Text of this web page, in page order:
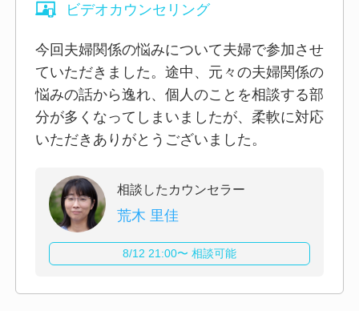
ビデオカウンセリング
今回夫婦関係の悩みについて夫婦で参加させ
ていただきました。途中、元々の夫婦関係の
悩みの話から逸れ、個人のことを相談する部
分が多くなってしまいましたが、柔軟に対応
いただきありがとうございました。
相談したカウンセラー
荒木 里佳
8/12 21:00〜 相談可能